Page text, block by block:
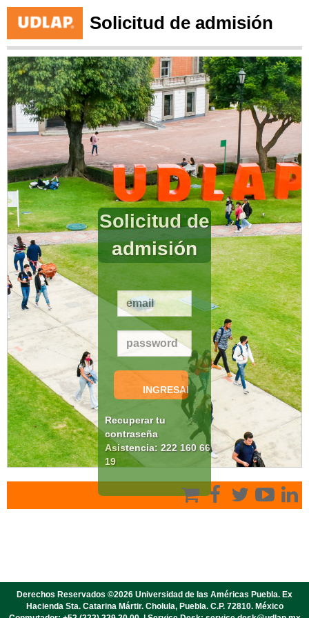
Solicitud de admisión
Solicitud de
admisión
Recuperar tu
contraseña
Asistencia: 222 160 66
19
Derechos Reservados ©2026 Universidad de las Américas Puebla. Ex
Hacienda Sta. Catarina Mártir. Cholula, Puebla. C.P. 72810. México